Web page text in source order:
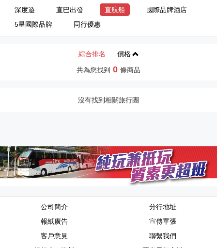
深度遊
直巴出發 直航船
國際品牌酒店
5星國際品牌
同行優惠
綜合排名 價格
共為您找到 0 條商品
沒有找到相關旅行團
公司簡介
分行地址
報紙廣告
宣傳單張
客戶意見
聯繫我們